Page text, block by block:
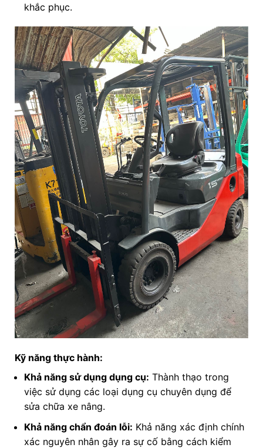
khắc phục.
Kỹ năng thực hành:
Khả năng sử dụng dụng cụ: Thành thạo trong
việc sử dụng các loại dụng cụ chuyên dụng để
sửa chữa xe nâng.
Khả năng chẩn đoán lỗi: Khả năng xác định chính
xác nguyên nhân gây ra sự cố bằng cách kiểm